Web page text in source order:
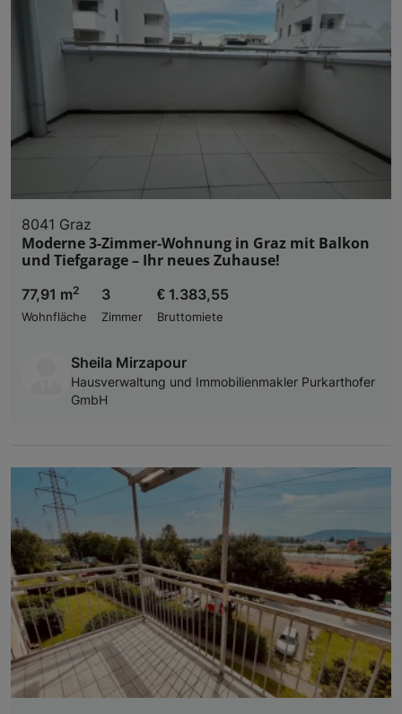
8041 Graz
Moderne 3-Zimmer-Wohnung in Graz mit Balkon
und Tiefgarage – Ihr neues Zuhause!
77,91 m2
Wohnfläche
3
Zimmer
€ 1.383,55
Bruttomiete
Sheila Mirzapour
Hausverwaltung und Immobilienmakler Purkarthofer
GmbH